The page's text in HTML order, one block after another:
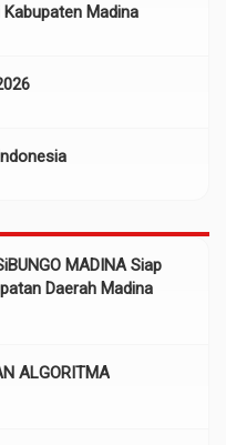
Madina
MADINA Siap
Daerah Madina
ALGORITMA